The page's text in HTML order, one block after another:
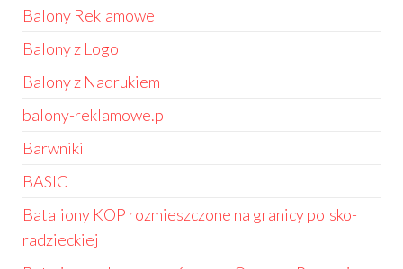
Balony Reklamowe
Balony z Logo
Balony z Nadrukiem
balony-reklamowe.pl
Barwniki
BASIC
Bataliony KOP rozmieszczone na granicy polsko-
radzieckiej